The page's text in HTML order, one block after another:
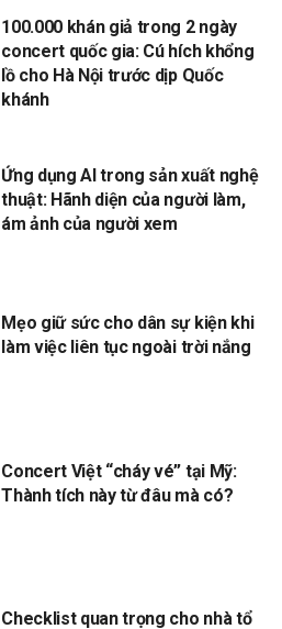
100.000 khán giả trong 2 ngày
concert quốc gia: Cú hích khổng
lồ cho Hà Nội trước dịp Quốc
khánh
Ứng dụng AI trong sản xuất nghệ
thuật: Hãnh diện của người làm,
ám ảnh của người xem
Mẹo giữ sức cho dân sự kiện khi
làm việc liên tục ngoài trời nắng
Concert Việt “cháy vé” tại Mỹ:
Thành tích này từ đâu mà có?
Checklist quan trọng cho nhà tổ